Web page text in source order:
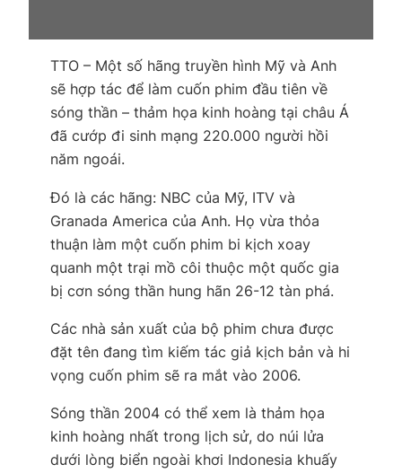
TTO – Một số hãng truyền hình Mỹ và Anh
sẽ hợp tác để làm cuốn phim đầu tiên về
sóng thần – thảm họa kinh hoàng tại châu Á
đã cướp đi sinh mạng 220.000 người hồi
năm ngoái.
Đó là các hãng: NBC của Mỹ, ITV và
Granada America của Anh. Họ vừa thỏa
thuận làm một cuốn phim bi kịch xoay
quanh một trại mồ côi thuộc một quốc gia
bị cơn sóng thần hung hãn 26-12 tàn phá.
Các nhà sản xuất của bộ phim chưa được
đặt tên đang tìm kiếm tác giả kịch bản và hi
vọng cuốn phim sẽ ra mắt vào 2006.
Sóng thần 2004 có thể xem là thảm họa
kinh hoàng nhất trong lịch sử, do núi lửa
dưới lòng biển ngoài khơi Indonesia khuấy